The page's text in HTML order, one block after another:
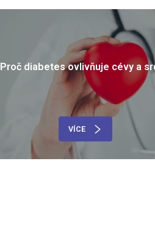
Proč diabetes ovlivňuje cévy a
VÍCE